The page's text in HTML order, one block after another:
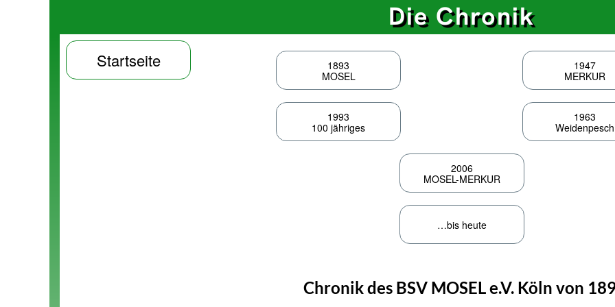
Die Chronik
Startseite
1893
MOSEL
1947
MERKUR
1993
100 jähriges
1963
Weidenpesch
2006
MOSEL-MERKUR
…bis heute
Chronik des BSV MOSEL e.V. Köln von